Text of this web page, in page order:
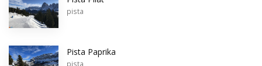
pista
Pista Paprika